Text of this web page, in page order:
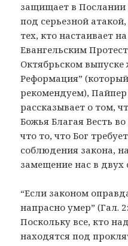
защищает в Послании
под серьезной
тех, кто настаивает
Евангельским
Октябрьском
Реформация”
рекомендуем),
рассказывает о том,
Божья Благая Весть
что то, что Бог
соблюдения закона,
замещение нас в двух
“Если законом
напрасно умер” (Гал.
Поскольку все, кто
находятся под